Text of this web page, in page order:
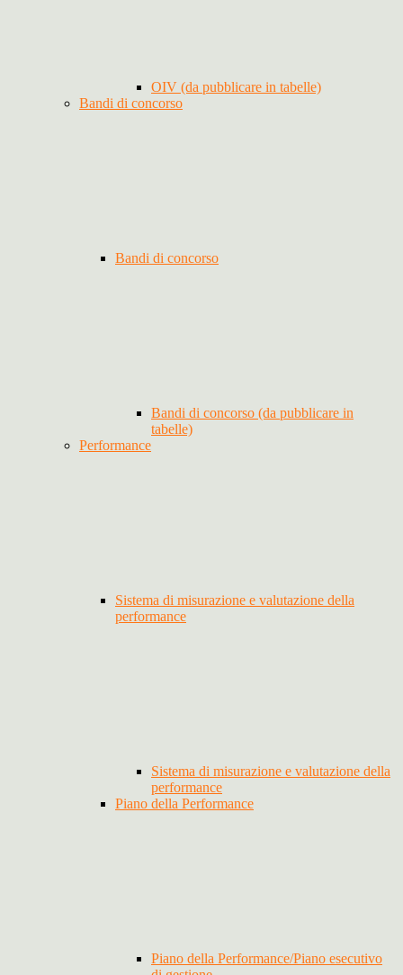
OIV (da pubblicare in tabelle)
Bandi di concorso
Bandi di concorso
Bandi di concorso (da pubblicare in
tabelle)
Performance
Sistema di misurazione e valutazione della
performance
Sistema di misurazione e valutazione della
performance
Piano della Performance
Piano della Performance/Piano esecutivo